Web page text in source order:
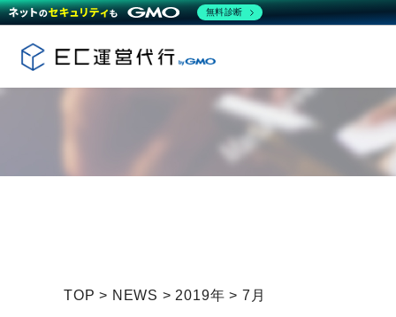
TOP > NEWS > 2019年 > 7月
無料診断